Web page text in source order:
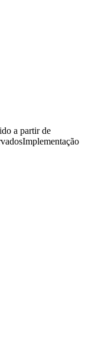
a partir de